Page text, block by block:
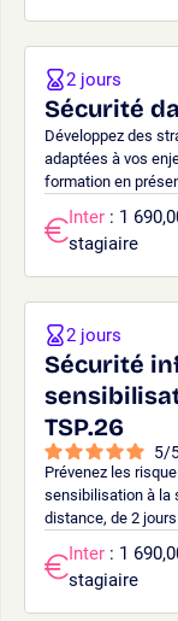
Sécurité
Développez des
adaptées à vos
formation en
2 jours
Inter : 1
stagiaire
Sécurité
TSP.26
5/
Prévenez les
sensibilisation à la
distance, de 2 jours.
2 jours
Inter : 1
stagiaire